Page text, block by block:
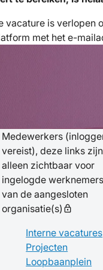
vacature is
met het e-
Medewerkers
vereist), deze links zijn
alleen zichtbaar voor
ingelogde werknemers
van de aangesloten
organisatie(s) lock
Interne vacatures
Projecten
Loopbaanplein